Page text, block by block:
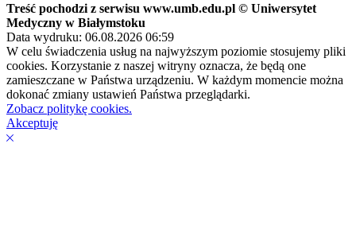
Treść pochodzi z serwisu www.umb.edu.pl © Uniwersytet
Medyczny w Białymstoku
Data wydruku: 06.08.2026 06:59
W celu świadczenia usług na najwyższym poziomie stosujemy pliki
cookies. Korzystanie z naszej witryny oznacza, że będą one
zamieszczane w Państwa urządzeniu. W każdym momencie można
dokonać zmiany ustawień Państwa przeglądarki.
Zobacz politykę cookies.
Akceptuję